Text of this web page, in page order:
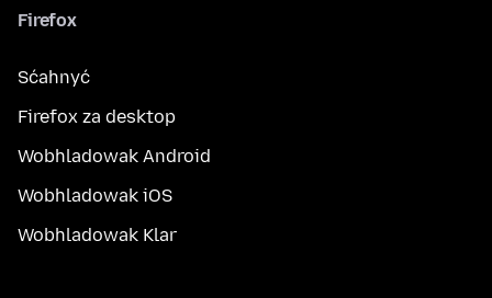
Firefox
Sćahnyć
Firefox za desktop
Wobhladowak Android
Wobhladowak iOS
Wobhladowak Klar